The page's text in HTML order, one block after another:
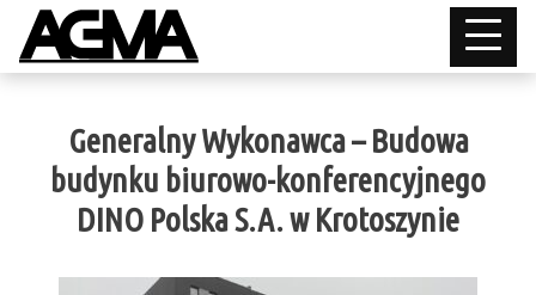
Generalny Wykonawca – Budowa
budynku biurowo-konferencyjnego
DINO Polska S.A. w Krotoszynie